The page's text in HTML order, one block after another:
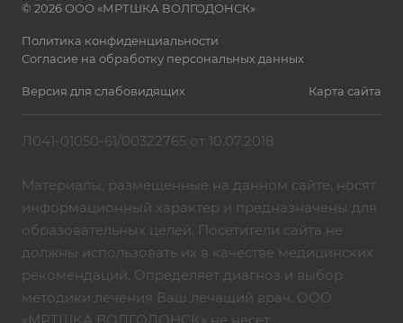
© 2026 ООО «МРТШКА ВОЛГОДОНСК»
Политика конфиденциальности
Согласие на обработку персональных данных
Версия для слабовидящих Карта сайта
Л041-01050-61/00322765 от 10.07.2018
Материалы, размещенные на данном сайте, носят
информационный характер и предназначены для
образовательных целей. Посетители сайта не
должны использовать их в качестве медицинских
рекомендаций. Определяет диагноз и выбор
методики лечения Ваш лечащий врач. ООО